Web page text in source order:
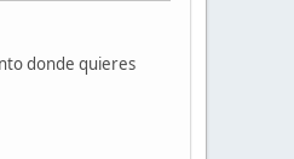
donde quieres